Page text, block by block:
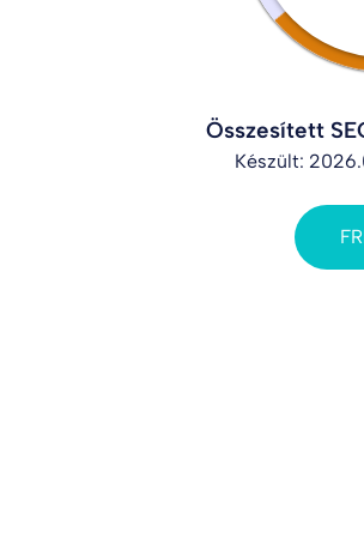
Összesített
Készült: